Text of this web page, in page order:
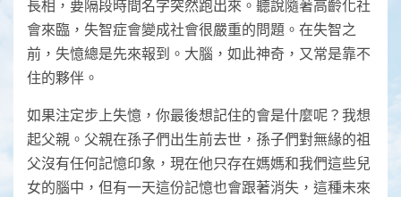
長相，要隔段時間名字突然跑出來。聽說隨著高齡化社
會來臨，失智症會變成社會很嚴重的問題。在失智之
前，失憶總是先來報到。大腦，如此神奇，又常是靠不
住的夥伴。
如果注定步上失憶，你最後想記住的會是什麼呢？我想
起父親。父親在孫子們出生前去世，孫子們對無緣的祖
父沒有任何記憶印象，現在他只存在媽媽和我們這些兒
女的腦中，但有一天這份記憶也會跟著消失，這種未來